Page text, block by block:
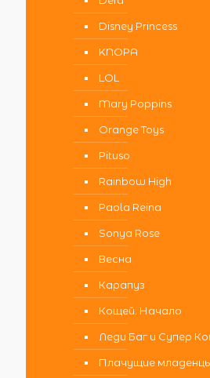
Disney Princess
KNOPA
LOL
Mary Poppins
Orange Toys
Pituso
Rainbow High
Paola Reina
Sonya Rose
Весна
Карапуз
Кощей. Начало
Леди Баг и Супер
Плачущие